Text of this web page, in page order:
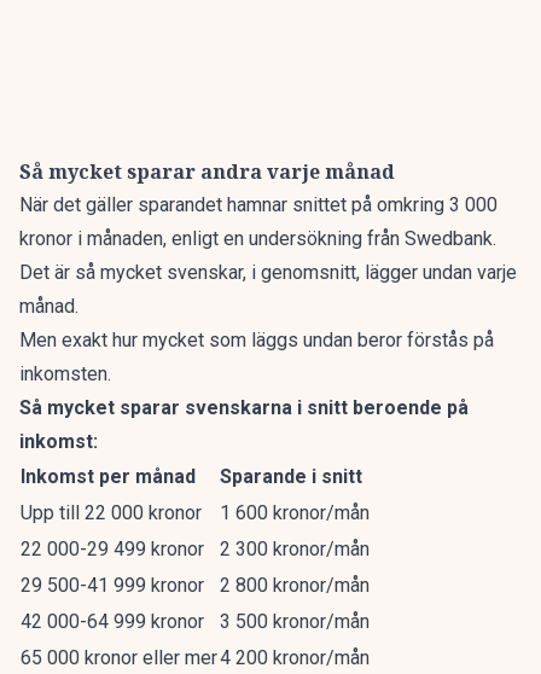
Så mycket sparar andra varje månad
När det gäller sparandet hamnar snittet på omkring 3 000
kronor i månaden, enligt en undersökning från Swedbank.
Det är så mycket svenskar, i genomsnitt, lägger undan varje
månad.
Men exakt hur mycket som läggs undan beror förstås på
inkomsten.
Så mycket sparar svenskarna i snitt beroende på
inkomst:
Inkomst per månad
Sparande i snitt
Upp till 22 000 kronor
1 600 kronor/mån
22 000-29 499 kronor
2 300 kronor/mån
29 500-41 999 kronor
2 800 kronor/mån
42 000-64 999 kronor
3 500 kronor/mån
65 000 kronor eller mer4 200 kronor/mån